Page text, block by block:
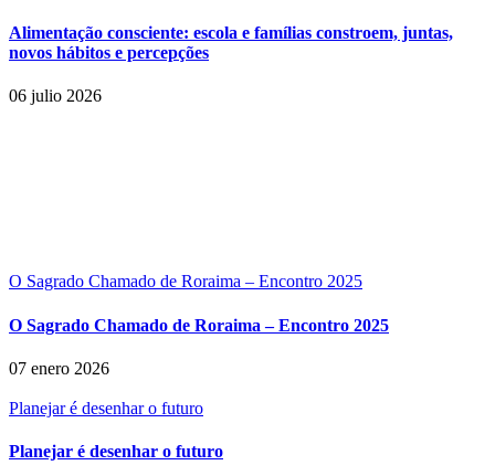
Alimentação consciente: escola e famílias constroem, juntas,
novos hábitos e percepções
06 julio 2026
O Sagrado Chamado de Roraima – Encontro 2025
O Sagrado Chamado de Roraima – Encontro 2025
07 enero 2026
Planejar é desenhar o futuro
Planejar é desenhar o futuro